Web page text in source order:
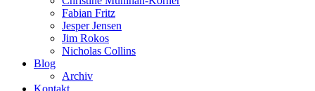
Fabian Fritz
Jesper Jensen
Jim Rokos
Nicholas Collins
Blog
Archiv
Kontakt